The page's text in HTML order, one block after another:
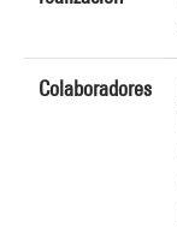
Colaboradores